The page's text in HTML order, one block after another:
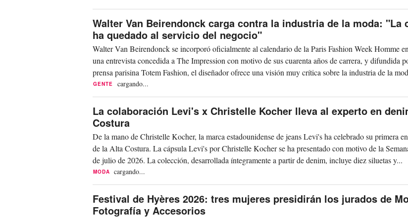
Walter Van Beirendonck carga contra la industria de la moda: "La
ha quedado al servicio del negocio"
Walter Van Beirendonck se incorporó oficialmente al calendario de la Paris Fashion Week Homme
una entrevista concedida a The Impression con motivo de sus cuarenta años de carrera, y difundida
prensa parisina Totem Fashion, el diseñador ofrece una visión muy crítica sobre la industria de la
GENTE cargando...
La colaboración Levi's x Christelle Kocher lleva al experto en
Costura
De la mano de Christelle Kocher, la marca estadounidense de jeans Levi's ha celebrado su primera
de la Alta Costura. La cápsula Levi's por Christelle Kocher se ha presentado con motivo de la
de julio de 2026. La colección, desarrollada íntegramente a partir de denim, incluye diez siluetas y...
MODA cargando...
Festival de Hyères 2026: tres mujeres presidirán los jurados de
Fotografía y Accesorios